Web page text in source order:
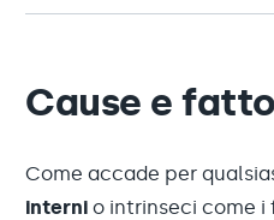
Cause e
Come accade per
interni o intrinseci come i